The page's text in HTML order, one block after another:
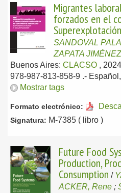
Migrantes
forzados en el
SANDOVAL
ZAPATA
Buenos Aires: CLACSO , 2024
978-987-813-858-9 .-
Mostrar tags
Formato electrónico:
Signatura: M-7385 ( libro )
Future Food
Production,
Consumption /
ACKER, Rene ;